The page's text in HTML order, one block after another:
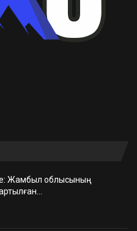
Жамбыл облысының